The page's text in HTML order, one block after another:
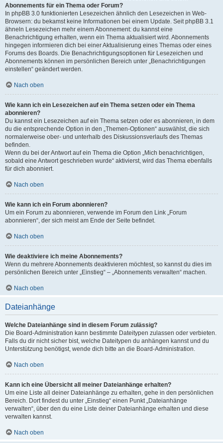
Abonnements für ein Thema oder Forum?
In phpBB 3.0 funktionierten Lesezeichen ähnlich den Lesezeichen in Web-
Browsern: du bekamst keine Informationen bei einem Update. Seit phpBB 3.1
ähneln Lesezeichen mehr einem Abonnement: du kannst eine
Benachrichtigung erhalten, wenn ein Thema aktualisiert wird. Abonnements
hingegen informieren dich bei einer Aktualisierung eines Themas oder eines
Forums des Boards. Die Benachrichtigungsoptionen für Lesezeichen und
Abonnements können im persönlichen Bereich unter „Benachrichtigungen
einstellen“ geändert werden.
Nach oben
Wie kann ich ein Lesezeichen auf ein Thema setzen oder ein Thema
abonnieren?
Du kannst ein Lesezeichen auf ein Thema setzen oder es abonnieren, in dem
du die entsprechende Option in den „Themen-Optionen“ auswählst, die sich
normalerweise ober- und unterhalb des Diskussionsverlaufs des Themas
befinden.
Wenn du bei der Antwort auf ein Thema die Option „Mich benachrichtigen,
sobald eine Antwort geschrieben wurde“ aktivierst, wird das Thema ebenfalls
für dich abonniert.
Nach oben
Wie kann ich ein Forum abonnieren?
Um ein Forum zu abonnieren, verwende im Forum den Link „Forum
abonnieren“, der sich meist am Ende der Seite befindet.
Nach oben
Wie deaktiviere ich meine Abonnements?
Wenn du mehrere Abonnements deaktivieren möchtest, so kannst du dies im
persönlichen Bereich unter „Einstieg“ – „Abonnements verwalten“ machen.
Nach oben
Dateianhänge
Welche Dateianhänge sind in diesem Forum zulässig?
Die Board-Administration kann bestimmte Dateitypen zulassen oder verbieten.
Falls du dir nicht sicher bist, welche Dateitypen du anhängen kannst und du
Unterstützung benötigst, wende dich bitte an die Board-Administration.
Nach oben
Kann ich eine Übersicht all meiner Dateianhänge erhalten?
Um eine Liste all deiner Dateianhänge zu erhalten, gehe in den persönlichen
Bereich. Dort findest du unter „Einstieg“ einen Punkt „Dateianhänge
verwalten“, über den du eine Liste deiner Dateianhänge erhalten und diese
verwalten kannst.
Nach oben